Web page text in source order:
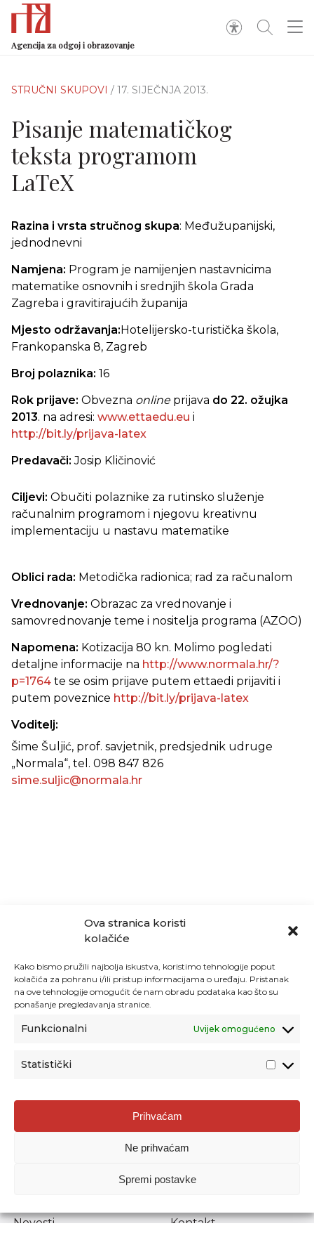
Ova stranica koristi
kolačiće
Kako bismo pružili najbolja iskustva, koristimo tehnologije poput
kolačića za pohranu i/ili pristup informacijama o uređaju. Pristanak
na ove tehnologije omogućit će nam obradu podataka kao što su
ponašanje pregledavanja stranice.
Funkcionalni Uvijek omogućeno
Statistički
Prihvaćam
Ne prihvaćam
Spremi postavke
Agencija za odgoj i obrazovanje
STRUČNI SKUPOVI / 17. SIJEČNJA 2013.
Pisanje matematičkog
teksta programom
LaTeX
Razina i vrsta stručnog skupa: Međužupanijski,
jednodnevni
Namjena: Program je namijenjen nastavnicima
matematike osnovnih i srednjih škola Grada
Zagreba i gravitirajućih županija
Mjesto održavanja:Hotelijersko-turistička škola,
Frankopanska 8, Zagreb
Broj polaznika: 16
Rok prijave: Obvezna online prijava do 22. ožujka
2013. na adresi: www.ettaedu.eu i
http://bit.ly/prijava-latex
Predavači:Josip Kličinović
Ciljevi: Obučiti polaznike za rutinsko služenje
računalnim programom i njegovu kreativnu
implementaciju u nastavu matematike
Oblici rada: Metodička radionica; rad za računalom
Vrednovanje: Obrazac za vrednovanje i
samovrednovanje teme i nositelja programa (AZOO)
Napomena: Kotizacija 80 kn. Molimo pogledati
detaljne informacije na http://www.normala.hr/?
p=1764 te se osim prijave putem ettaedi prijaviti i
putem poveznice http://bit.ly/prijava-latex
Voditelj:
Šime Šuljić, prof. savjetnik, predsjednik udruge
„Normala“, tel. 098 847 826
sime.suljic@normala.hr
Agencija za odgoj i obrazovanje
Donje Svetice 38, 10000 Zagreb
1778129
Prenošenje sadržaja dopušteno je uz navođenje izvora.
Novosti
Kontakt